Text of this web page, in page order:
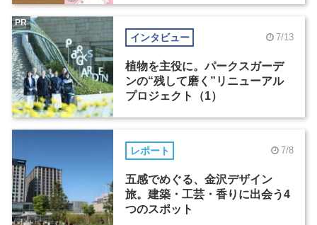
インタビュー 7/13
植物を主役に。パークスガーデ
ンの“残して磨く”リニューアル
プロジェクト（1）
PR
レポート 7/8
五感でめぐる、金沢デザイン
旅。建築・工芸・香りに出会う4
つのスポット